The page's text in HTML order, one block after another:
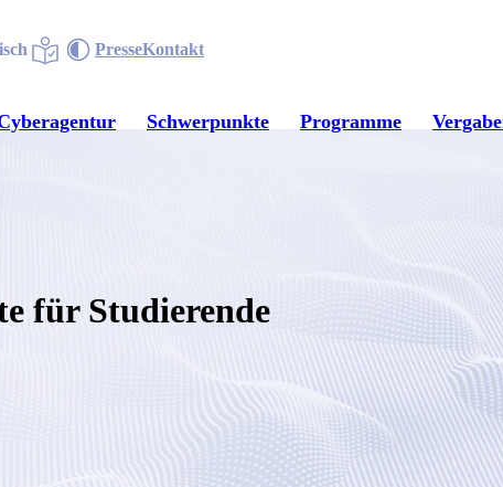
PresseKontakt
Schwerpunkte Programme
für Studierende